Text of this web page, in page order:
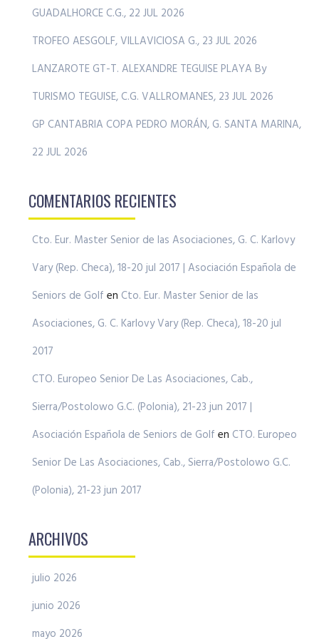
GUADALHORCE C.G., 22 JUL 2026
TROFEO AESGOLF, VILLAVICIOSA G., 23 JUL 2026
LANZAROTE GT-T. ALEXANDRE TEGUISE PLAYA By
TURISMO TEGUISE, C.G. VALLROMANES, 23 JUL 2026
GP CANTABRIA COPA PEDRO MORÁN, G. SANTA MARINA,
22 JUL 2026
COMENTARIOS RECIENTES
Cto. Eur. Master Senior de las Asociaciones, G. C. Karlovy
Vary (Rep. Checa), 18-20 jul 2017 | Asociación Española de
Seniors de Golf en Cto. Eur. Master Senior de las
Asociaciones, G. C. Karlovy Vary (Rep. Checa), 18-20 jul
2017
CTO. Europeo Senior De Las Asociaciones, Cab.,
Sierra/Postolowo G.C. (Polonia), 21-23 jun 2017 |
Asociación Española de Seniors de Golf en CTO. Europeo
Senior De Las Asociaciones, Cab., Sierra/Postolowo G.C.
(Polonia), 21-23 jun 2017
ARCHIVOS
julio 2026
junio 2026
mayo 2026